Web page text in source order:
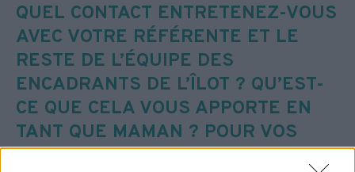
QUEL CONTACT ENTRETENEZ-VOUS
AVEC VOTRE RÉFÉRENTE ET LE
RESTE DE L’ÉQUIPE DES
ENCADRANTS DE L’ÎLOT ? QU’EST-
CE QUE CELA VOUS APPORTE EN
TANT QUE MAMAN ? POUR VOS
ENFANTS ?